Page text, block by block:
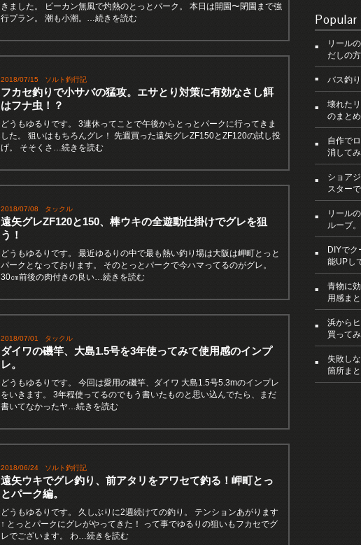
きました。 ピーカン無風で灼熱のとっとパーク。 本日は開園〜閉園まで強
行プラン。 潮も小潮。…続きを読む
2018/07/15 ソルト釣行記
フカセ釣りで小サバの猛攻。エサとり対策に有効なさし餌
はフナ虫！？
どうもゆるりです。 3連休ってことで午後からとっとパークに行ってきま
した。 狙いはもちろんグレ！ 先週買った遠矢グレZF150とZF120の試し投
げ。 そそくさ…続きを読む
2018/07/08 タックル
遠矢グレZF120と150、棒ウキの全遊動仕掛けでグレを狙
う！
どうもゆるりです。 最近ゆるりの中で最も熱い釣り場は大阪は岬町とっと
パークとなっております。 そのとっとパークで今ハマってるのがグレ。
30㎝前後の肉付きの良い…続きを読む
2018/07/01 タックル
ダイワの磯竿、大島1.5号を3年使ってみて使用感のインプ
レ。
どうもゆるりです。 今回は愛用の磯竿、ダイワ 大島1.5号5.3mのインプレ
をいきます。 3年程使ってるのでもう書いたものと思い込んでたら、まだ
書いてなかったヤ…続きを読む
2018/06/24 ソルト釣行記
遠矢ウキでグレ釣り、前アタリをアワセて釣る！岬町とっ
とパーク編。
どうもゆるりです。 久しぶりに2週続けての釣り。 テンションあがります
↑ とっとパークにグレがやってきた！ って事でゆるりの狙いもフカセでグ
レでございます。 わ…続きを読む
リール
だしの
バス釣
壊れた
のまと
自作で
消して
ショア
スター
リール
ルーブ。
DIYで
能UPし
青物に
用感ま
浜から
買って
失敗し
箇所ま